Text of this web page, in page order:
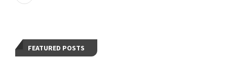
FEATURED POSTS